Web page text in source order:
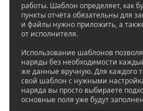
работы. Шаблон определяет, как
пункты отчёта обязательны для
и файлы нужно приложить, а
от исполнителя.
Использование шаблонов
наряды без необходимости
же данные вручную. Для каждого
свой шаблон с нужными
наряда вы просто выбираете
основные поля уже будут